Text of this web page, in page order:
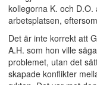
kollegorna K. och
arbetsplatsen,
Det är inte korrekt att
A.H. som hon ville
problemet, utan det
skapade konflikter